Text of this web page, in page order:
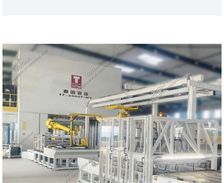
उत्पादन मूळ: चीन
रंग: ग्राहकाच्या गरजेनुसार
शिपिंग पोर्ट: झियामेन
किमान ऑर्डर: 1 सेट
लीड वेळ: 4 महिने